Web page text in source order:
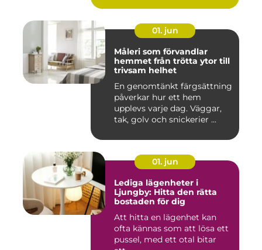
01. jun
Måleri som förvandlar
hemmet från trötta ytor till
trivsam helhet
En genomtänkt färgsättning
påverkar hur ett hem
upplevs varje dag. Väggar,
tak, golv och snickerier ...
01. jun
Lediga lägenheter i
Ljungby: Hitta den rätta
bostaden för dig
Att hitta en lägenhet kan
ofta kännas som att lösa ett
pussel, med ett otal bitar